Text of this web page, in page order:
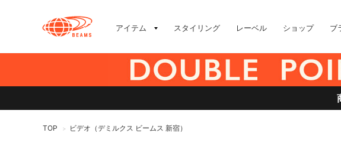
アイテム スタイリング レーベル ショップ ブ
TOP > ビデオ（デミルクス ビームス 新宿）